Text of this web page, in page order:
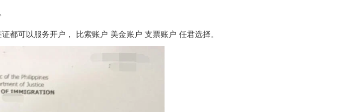
都可以服务开户， 比索账户 美金账户 支票账户 任君选择。